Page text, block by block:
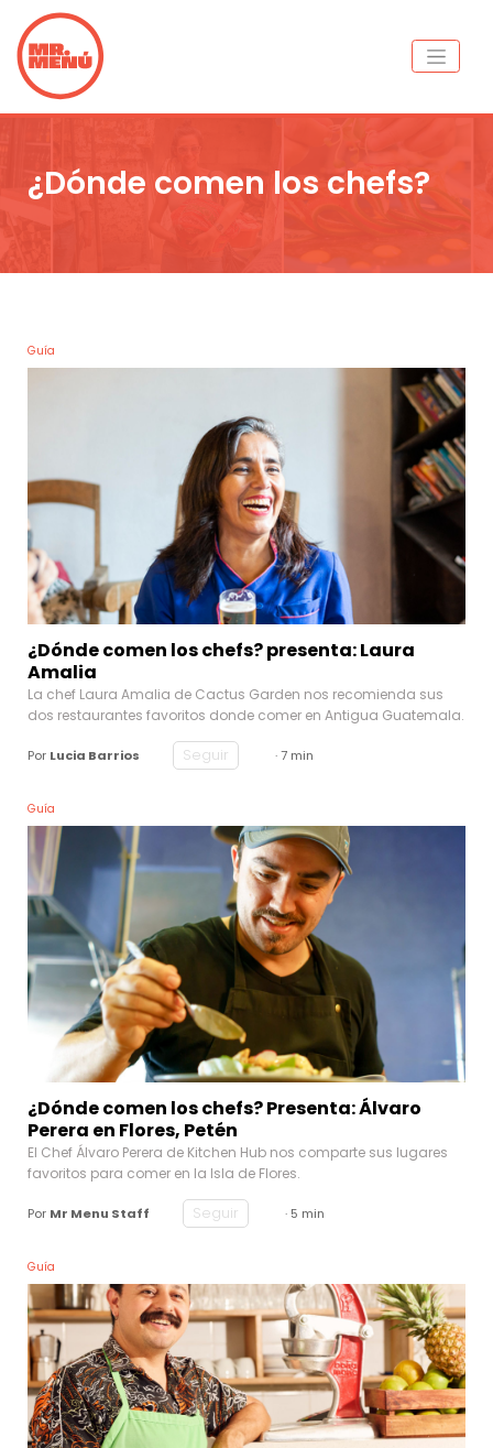
¿Dónde comen los chefs?
Guía
¿Dónde comen los chefs? presenta: Laura
Amalia
La chef Laura Amalia de Cactus Garden nos recomienda sus
dos restaurantes favoritos donde comer en Antigua Guatemala.
Por Lucia Barrios Seguir · 7 min
Guía
¿Dónde comen los chefs? Presenta: Álvaro
Perera en Flores, Petén
El Chef Álvaro Perera de Kitchen Hub nos comparte sus lugares
favoritos para comer en la Isla de Flores.
Por Mr Menu Staff Seguir · 5 min
Guía